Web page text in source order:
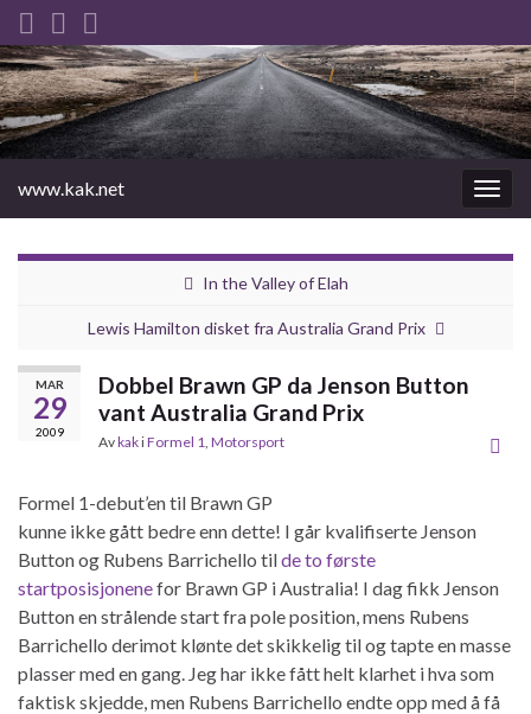
Slåu
av/på
www.kak.net
In the Valley of Elah
Lewis Hamilton disket fra Australia Grand Prix
MAR
29
2009
Dobbel Brawn GP da Jenson Button
vant Australia Grand Prix
AvkakiFormel 1 Motorsport
Formel 1-debut’en til Brawn GP
kunne ikke gått bedre enn dette! I går kvalifiserte Jenson
Button og Rubens Barrichello tilde to første
startposisjonenefor Brawn GP i Australia! I dag fikk Jenson
Button en strålende start fra pole position, mens Rubens
Barrichello derimot klønte det skikkelig til og tapte en masse
plasser med en gang. Jeg har ikke fått helt klarhet i hva som
faktisk skjedde, men Rubens Barrichello endte opp med å få